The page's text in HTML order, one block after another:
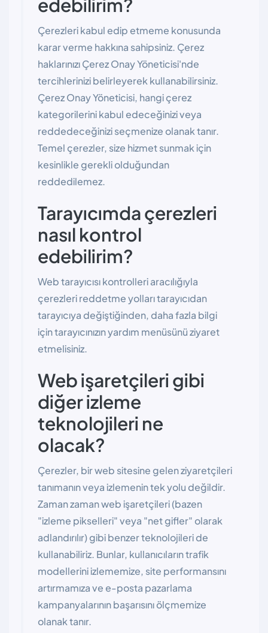
edebilirim?
Çerezleri kabul edip etmeme konusunda
karar verme hakkına sahipsiniz. Çerez
haklarınızı Çerez Onay Yöneticisi'nde
tercihlerinizi belirleyerek kullanabilirsiniz.
Çerez Onay Yöneticisi, hangi çerez
kategorilerini kabul edeceğinizi veya
reddedeceğinizi seçmenize olanak tanır.
Temel çerezler, size hizmet sunmak için
kesinlikle gerekli olduğundan
reddedilemez.
Tarayıcımda çerezleri
nasıl kontrol
edebilirim?
Web tarayıcısı kontrolleri aracılığıyla
çerezleri reddetme yolları tarayıcıdan
tarayıcıya değiştiğinden, daha fazla bilgi
için tarayıcınızın yardım menüsünü ziyaret
etmelisiniz.
Web işaretçileri gibi
diğer izleme
teknolojileri ne
olacak?
Çerezler, bir web sitesine gelen ziyaretçileri
tanımanın veya izlemenin tek yolu değildir.
Zaman zaman web işaretçileri (bazen
"izleme pikselleri" veya "net gifler" olarak
adlandırılır) gibi benzer teknolojileri de
kullanabiliriz. Bunlar, kullanıcıların trafik
modellerini izlememize, site performansını
artırmamıza ve e-posta pazarlama
kampanyalarının başarısını ölçmemize
olanak tanır.